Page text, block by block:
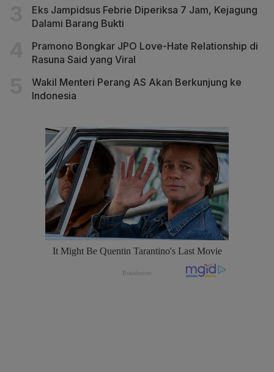
Eks Jampidsus Febrie Diperiksa 7 Jam, Kejagung
Dalami Barang Bukti
Pramono Bongkar JPO Love-Hate Relationship di
Rasuna Said yang Viral
Wakil Menteri Perang AS Akan Berkunjung ke
Indonesia